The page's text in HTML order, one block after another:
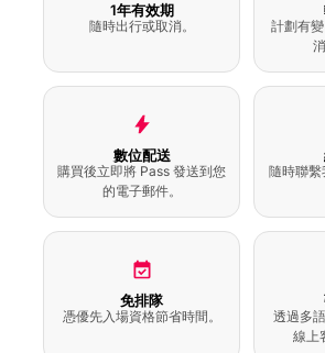
1年有效期
隨時出行或取消。
計劃有
數位配送
購買後立即將 Pass 發送到您
的電子郵件。
隨時聯繫
免排隊
憑優先入場資格節省時間。
透過多
線上